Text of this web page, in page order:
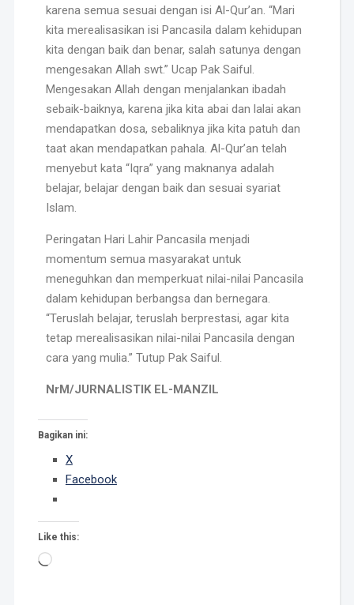
karena semua sesuai dengan isi Al-Qur’an. “Mari
kita merealisasikan isi Pancasila dalam kehidupan
kita dengan baik dan benar, salah satunya dengan
mengesakan Allah swt.” Ucap Pak Saiful.
Mengesakan Allah dengan menjalankan ibadah
sebaik-baiknya, karena jika kita abai dan lalai akan
mendapatkan dosa, sebaliknya jika kita patuh dan
taat akan mendapatkan pahala. Al-Qur’an telah
menyebut kata “Iqra” yang maknanya adalah
belajar, belajar dengan baik dan sesuai syariat
Islam.
Peringatan Hari Lahir Pancasila menjadi
momentum semua masyarakat untuk
meneguhkan dan memperkuat nilai-nilai Pancasila
dalam kehidupan berbangsa dan bernegara.
“Teruslah belajar, teruslah berprestasi, agar kita
tetap merealisasikan nilai-nilai Pancasila dengan
cara yang mulia.” Tutup Pak Saiful.
NrM/JURNALISTIK EL-MANZIL
Bagikan ini:
X
Facebook
Like this: